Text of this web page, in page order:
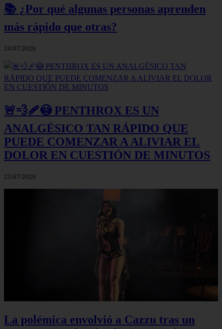
📚 ¿Por qué algunas personas aprenden
más rápido que otras?
24/07/2026
🚨💨🩹😳 PENTHROX ES UN
ANALGÉSICO TAN RÁPIDO QUE
PUEDE COMENZAR A ALIVIAR EL
DOLOR EN CUESTIÓN DE MINUTOS
23/07/2026
La polémica envolvió a Cazzu tras un